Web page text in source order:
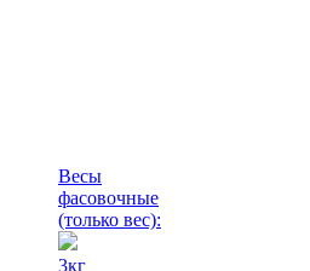
Весы
фасовочные
(только вес):
3кг